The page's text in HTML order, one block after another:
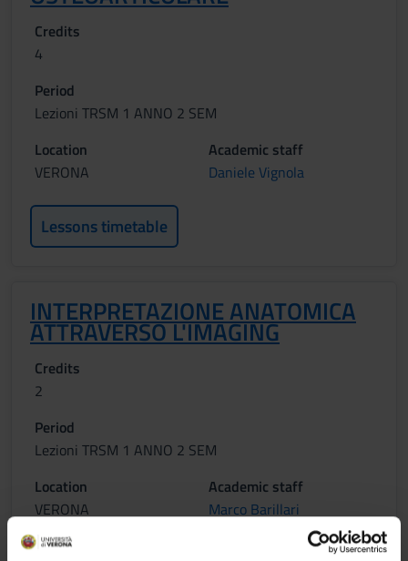
Credits
4
Period
Lezioni TRSM 1 ANNO 2 SEM
Location
VERONA
Academic staff
Daniele Vignola
Lessons timetable
INTERPRETAZIONE ANATOMICA
ATTRAVERSO L'IMAGING
Credits
2
Period
Lezioni TRSM 1 ANNO 2 SEM
Location
VERONA
Academic staff
Marco Barillari